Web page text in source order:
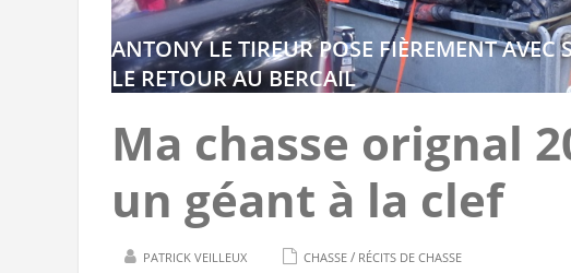
ANTONY LE TIREUR POSE FIÈREMENT
LE RETOUR AU BERCAIL
Ma chasse orignal
un géant à la clef
PATRICK VEILLEUX CHASSE / RÉCITS DE CHASSE